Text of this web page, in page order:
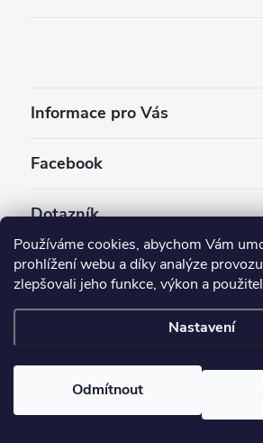
Používáme cookies, abychom Vám
prohlížení webu a díky analýze
zlepšovali jeho funkce, výkon a
Nastavení
Odmítnout
Informace pro Vás
Facebook
Dotazník
Jaký styl vapování vám
Upravit nastavení